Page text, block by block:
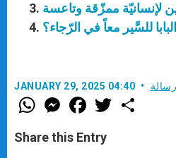
لإنسانيّة ممزّقة وتاعسة
للسَّير معاً في الرّجاء؟
JANUARY 29, 2025 04:40 رسالة
W
h
t
s
M
e
s
e
F
a
e
b
T
w
Share this Entry